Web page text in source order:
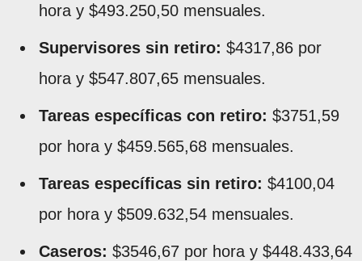
hora y $493.250,50 mensuales.
Supervisores sin retiro: $4317,86 por
hora y $547.807,65 mensuales.
Tareas específicas con retiro: $3751,59
por hora y $459.565,68 mensuales.
Tareas específicas sin retiro: $4100,04
por hora y $509.632,54 mensuales.
Caseros: $3546,67 por hora y $448.433,64